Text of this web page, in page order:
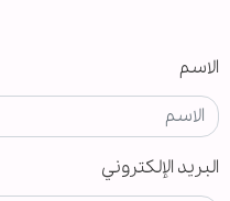
الاسم
البريد الإلكتروني